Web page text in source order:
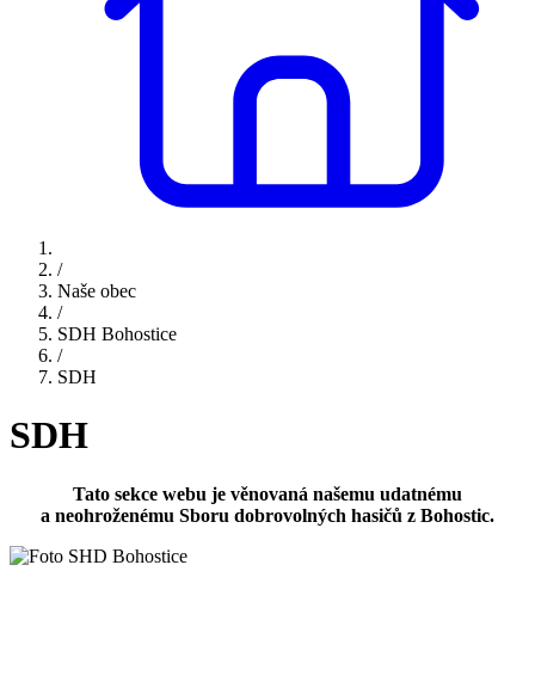
/
Naše obec
/
SDH Bohostice
/
SDH
SDH
Tato sekce webu je věnovaná našemu udatnému
a neohroženému Sboru dobrovolných hasičů z Bohostic.